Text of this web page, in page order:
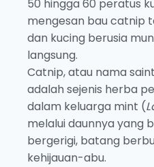
50 hingga 60 peratus
mengesan bau catnip
dan kucing berusia
langsung.
Catnip, atau nama
adalah sejenis herba
dalam keluarga mint (
melalui daunnya yang
bergerigi, batang
kehijauan-abu.